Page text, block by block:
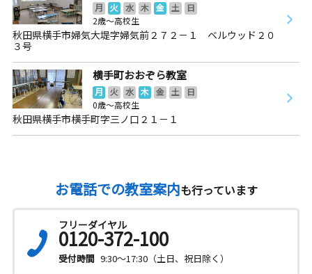
月 火 水 木 金 土
日
2歳～高校生
秋田県横手市婦気大堤字婦気前２７２－１ ベルウッド２０
３号
横手町おおぞら教室
月 火 水 木 金 土
日
0歳～高校生
秋田県横手市横手町字三ノ口２１－１
お電話での教室案内も行っています
フリーダイヤル
0120-372-100
受付時間 9:30～17:30（土日、祝日除く）